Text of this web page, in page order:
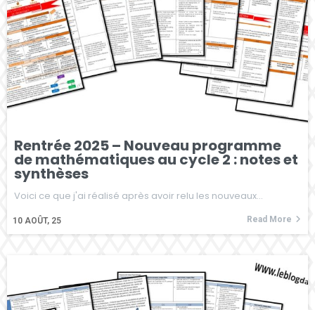
Rentrée 2025 – Nouveau programme
de mathématiques au cycle 2 : notes et
synthèses
10 AOÛT, 25
Voici ce que j'ai réalisé après avoir relu les nouveaux…
Read More